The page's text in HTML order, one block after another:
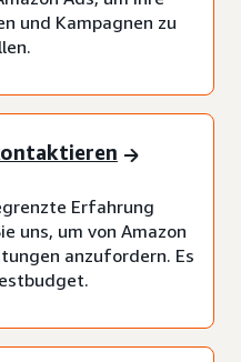
und Kampagnen zu
Erfahrung
uns, um von Amazon
anzufordern. Es